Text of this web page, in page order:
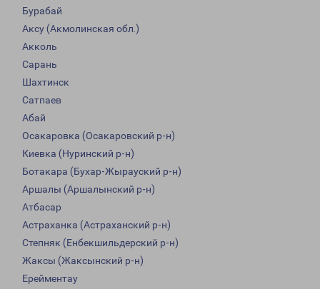
Бурабай
Аксу (Акмолинская обл.)
Акколь
Сарань
Шахтинск
Сатпаев
Абай
Осакаровка (Осакаровский р-н)
Киевка (Нуринский р-н)
Ботакара (Бухар-Жырауский р-н)
Аршалы (Аршалынский р-н)
Атбасар
Астраханка (Астраханский р-н)
Степняк (Енбекшильдерский р-н)
Жаксы (Жаксынский р-н)
Ерейментау